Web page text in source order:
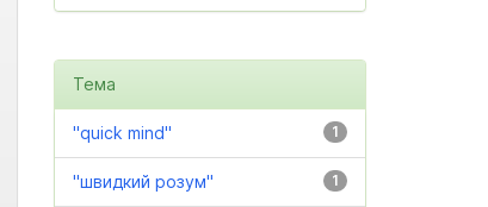
Тема
1
"quick mind"
1
"швидкий розум"